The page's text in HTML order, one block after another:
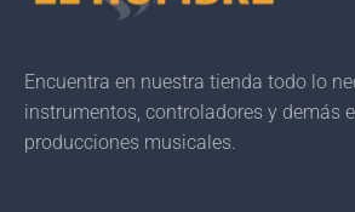
Encuentra en nuestra tienda todo lo
instrumentos, controladores y demás
producciones musicales.